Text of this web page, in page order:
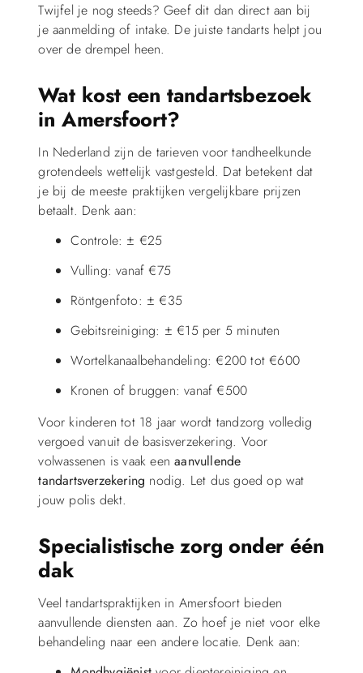
Twijfel je nog steeds? Geef dit dan direct aan bij
je aanmelding of intake. De juiste tandarts helpt jou
over de drempel heen.
Wat kost een tandartsbezoek
in Amersfoort?
In Nederland zijn de tarieven voor tandheelkunde
grotendeels wettelijk vastgesteld. Dat betekent dat
je bij de meeste praktijken vergelijkbare prijzen
betaalt. Denk aan:
Controle: ± €25
Vulling: vanaf €75
Röntgenfoto: ± €35
Gebitsreiniging: ± €15 per 5 minuten
Wortelkanaalbehandeling: €200 tot €600
Kronen of bruggen: vanaf €500
Voor kinderen tot 18 jaar wordt tandzorg volledig
vergoed vanuit de basisverzekering. Voor
volwassenen is vaak eenaanvullende
tandartsverzekering nodig. Let dus goed op wat
jouw polis dekt.
Specialistische zorg onder één
dak
Veel tandartspraktijken in Amersfoort bieden
aanvullende diensten aan. Zo hoef je niet voor elke
behandeling naar een andere locatie. Denk aan: